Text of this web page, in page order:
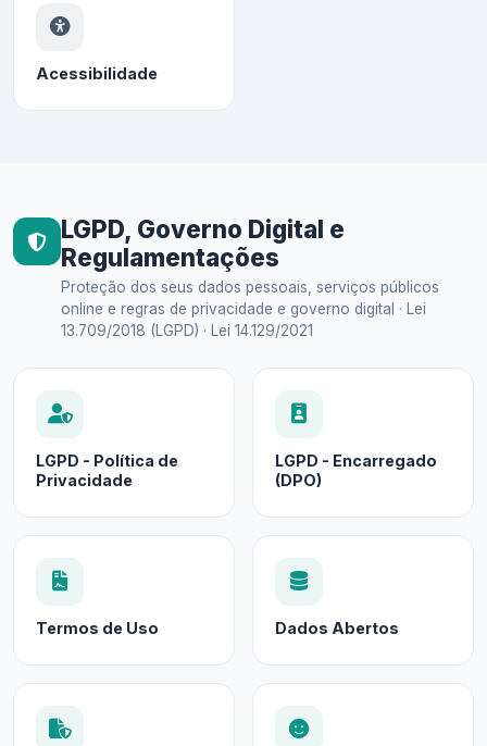
Acessibilidade
LGPD, Governo Digital e
Regulamentações
Proteção dos seus dados pessoais, serviços públicos
online e regras de privacidade e governo digital · Lei
13.709/2018 (LGPD) · Lei 14.129/2021
LGPD - Política de
Privacidade
LGPD - Encarregado
(DPO)
Termos de Uso Dados Abertos